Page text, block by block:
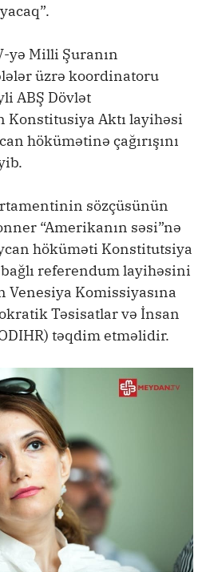
yə Milli Şuranın
üzrə koordinatoru
ABŞ Dövlət
Konstitusiya Aktı layihəsi
hökümətinə çağırışını
sözçüsünün
“Amerikanın səsi”nə
höküməti Konstitutsiya
referendum layihəsini
Venesiya Komissiyasına
Təsisatlar və İnsan
təqdim etməlidir.